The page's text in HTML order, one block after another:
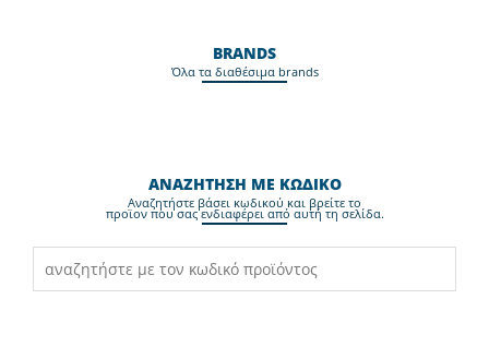
BRANDS
Όλα τα διαθέσιμα brands
ΑΝΑΖΗΤΗΣΗ ΜΕ ΚΩΔΙΚΟ
Aναζητήστε βάσει κωδικού και βρείτε το
προϊον που σας ενδιαφέρει από αυτή τη σελίδα.